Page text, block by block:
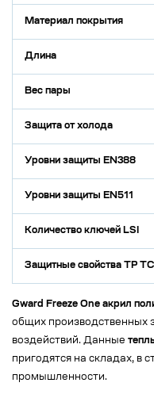
Материал покрытия
Длина
Вес пары
Защита от холода
Уровни защиты EN388
Уровни защиты EN511
Количество ключей LSI
Защитные свойства ТР ТС
Gward Freeze One акрил
общих производственных
воздействий. Данные
пригодятся на складах, в
промышленности.